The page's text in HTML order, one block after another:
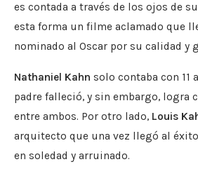
es contada a través de los ojos de
esta forma un filme aclamado que
nominado al Oscar por su calidad y
Nathaniel Kahn solo contaba con 11
padre falleció, y sin embargo, logra
entre ambos. Por otro lado, Louis
arquitecto que una vez llegó al
en soledad y arruinado.